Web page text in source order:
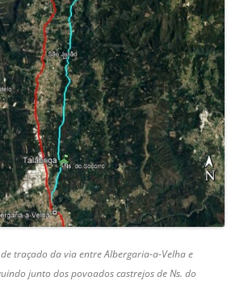
traçado da via entre Albergaria-a-Velha e
junto dos povoados castrejos de Ns. do